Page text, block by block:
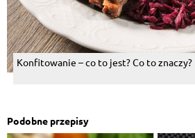
Konfitowanie – co to jest? Co to znaczy?
Podobne przepisy